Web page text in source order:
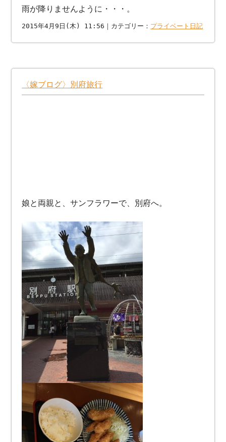
雨が降りませんように・・・。
2015年4月9日(木) 11:56｜カテゴリー： プライベート日記
〈嫁ブログ〉別府旅行
娘と両親と、サンフラワーで、別府へ。